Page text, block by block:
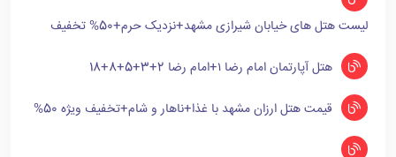
لیست هتل های خیابان شیرازی مشهد+نزدیک حرم+50% تخفیف
هتل آپارتمان امام رضا ۱+امام رضا 2+3+5+8+18
قیمت هتل ارزان مشهد با غذا+ناهار و شام+تخفیف ویژه 50%